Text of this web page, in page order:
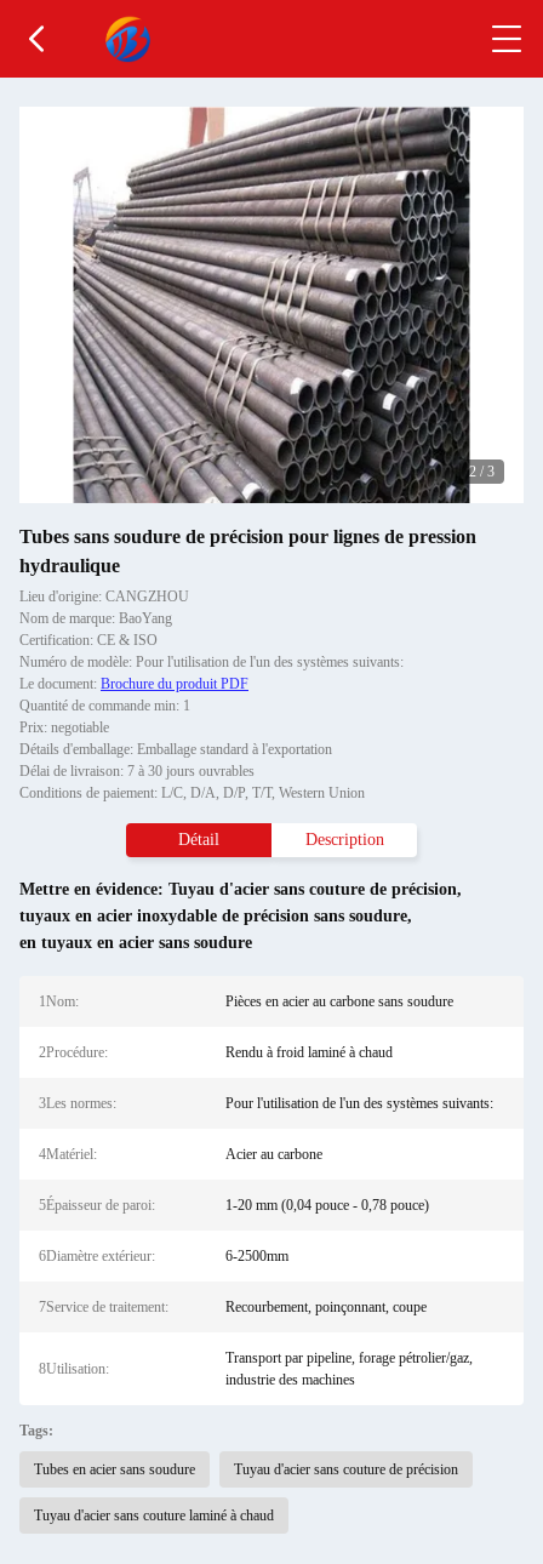
2 / 3
Tubes sans soudure de précision pour lignes de pression
hydraulique
Lieu d'origine: CANGZHOU
Nom de marque: BaoYang
Certification: CE & ISO
Numéro de modèle: Pour l'utilisation de l'un des systèmes suivants:
Le document: Brochure du produit PDF
Quantité de commande min: 1
Prix: negotiable
Détails d'emballage: Emballage standard à l'exportation
Délai de livraison: 7 à 30 jours ouvrables
Conditions de paiement: L/C, D/A, D/P, T/T, Western Union
Détail Description
Mettre en évidence: Tuyau d'acier sans couture de précision,
tuyaux en acier inoxydable de précision sans soudure,
en tuyaux en acier sans soudure
1Nom: Pièces en acier au carbone sans soudure
2Procédure: Rendu à froid laminé à chaud
3Les normes: Pour l'utilisation de l'un des systèmes suivants:
4Matériel: Acier au carbone
5Épaisseur de paroi: 1-20 mm (0,04 pouce - 0,78 pouce)
6Diamètre extérieur: 6-2500mm
7Service de traitement: Recourbement, poinçonnant, coupe
8Utilisation:
Transport par pipeline, forage pétrolier/gaz,
industrie des machines
Tags:
Tubes en acier sans soudure Tuyau d'acier sans couture de précision
Tuyau d'acier sans couture laminé à chaud